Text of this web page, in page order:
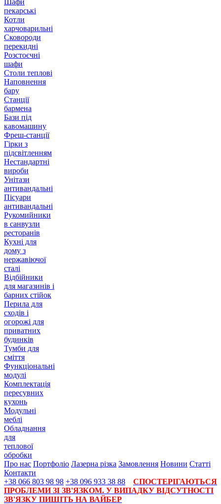
Шафи
пекарські
Котли
харчоварильні
Сковороди
перекидні
Розстоєчні
шафи
Столи теплові
Наповнення
бару
Станції
бармена
Бази під
кавомашину
Фреш-станції
Гірки з
підсвітленням
Нестандартні
вироби
Унітази
антивандальні
Пісуари
антивандальні
Рукомийники
в санвузли
ресторанів
Кухні для
дому з
нержавіючої
сталі
Відбійники
для магазинів і
барних стійок
Перила для
сходів і
огорожі для
приватних
будинків
Тумби для
сміття
Функціональні
модулі
Комплектація
пересувних
кухонь
Модульні
меблі
Обладнання
для
теплової
обробки
Про нас Портфоліо Лазерна різка Замовлення Новини Статті
Контакти
+38 066 803 98 98 +38 096 933 38 88
СПОСТЕРІГАЮТЬСЯ
ПРОБЛЕМИ ЗІ ЗВ'ЯЗКОМ. У ВИПАДКУ ВІДСУТНОСТІ
ЗВ'ЯЗКУ ПИШІТЬ НА ВАЙБЕР